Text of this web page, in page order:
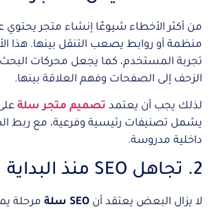
من أكثر الأخطاء شيوعًا إنشاء متجر يحتوي
منظمة أو روابط يصعب التنقل بينها. هذا
تجربة المستخدم، كما يجعل محركات
الزحف إلى الصفحات وفهم العلاقة بينها.
لذلك يجب أن يعتمد تصميم متجر سلة
يشمل تصنيفات رئيسية وفرعية، مع ربط
داخلية مدروسة.
2. تجاهل SEO منذ البداية
لا يزال البعض يعتقد أن SEO سلة
مرحلة